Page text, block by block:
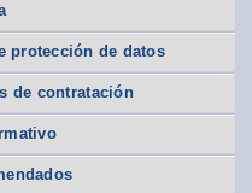
protección de datos
de contratación